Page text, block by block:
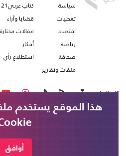
سياسة
تغطيات
اقتصاد
رياضة
صحافة
ملفات وتقارير
كتاب عربي21
قضايا وآراء
مقالات مختارة
أفكار
استطلاع رأي
تابعنا على
هذا الموقع يستخدم
أوافق